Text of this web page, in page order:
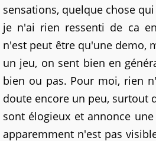
sensations, quelque chose
je n'ai rien ressenti de ca
n'est peut être qu'une demo,
un jeu, on sent bien en
bien ou pas. Pour moi, rien
doute encore un peu, surtout
sont élogieux et annonce
apparemment n'est pas